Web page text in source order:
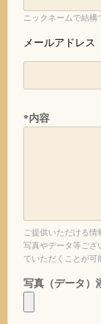
ニックネームで結構
メールアドレス
*内容
ご提供いただける情
写真やデータ等ござ
ていただくことが
写真（データ）